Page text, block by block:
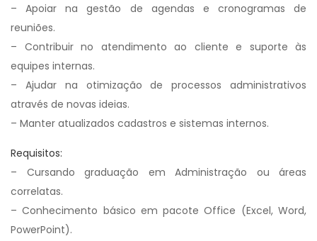
– Apoiar na gestão de agendas e cronogramas de
reuniões.
– Contribuir no atendimento ao cliente e suporte às
equipes internas.
– Ajudar na otimização de processos administrativos
através de novas ideias.
– Manter atualizados cadastros e sistemas internos.
Requisitos:
– Cursando graduação em Administração ou áreas
correlatas.
– Conhecimento básico em pacote Office (Excel, Word,
PowerPoint).